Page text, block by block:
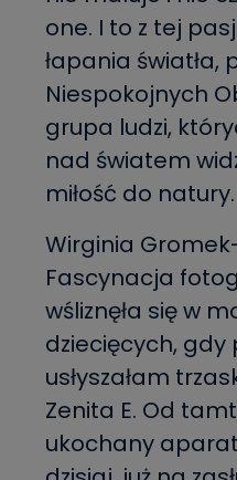
one. I to z tej
łapania światła,
Niespokojnych
grupa ludzi,
nad światem
miłość do natury.
Wirginia
Fascynacja
wśliznęła się w
dziecięcych, gdy
usłyszałam
Zenita E. Od
ukochany